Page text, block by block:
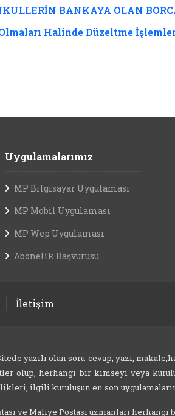
BANKAYA OLAN
Halinde Düzeltme
Uygulamalarımız
MP Bilgisayar Uygulaması
MP Mobil Uygulaması
MP Wep Uygulaması
Abonelik Başvurusu
İletişim
yazılı olan soru-cevap, yazı,
herhangi bir kimseyi veya
ilgili kuruluşun en son
ve Maliye Postası uzmanları herhangi